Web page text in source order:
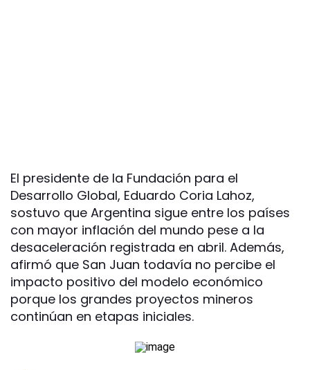
El presidente de la Fundación para el
Desarrollo Global, Eduardo Coria Lahoz,
sostuvo que Argentina sigue entre los países
con mayor inflación del mundo pese a la
desaceleración registrada en abril. Además,
afirmó que San Juan todavía no percibe el
impacto positivo del modelo económico
porque los grandes proyectos mineros
continúan en etapas iniciales.